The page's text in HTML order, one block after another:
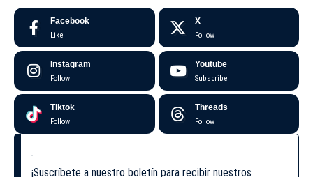
Facebook
Like
X
Follow
Instagram
Follow
Youtube
Subscribe
Tiktok
Follow
Threads
Follow
¡Suscríbete a nuestro boletín para recibir nuestros